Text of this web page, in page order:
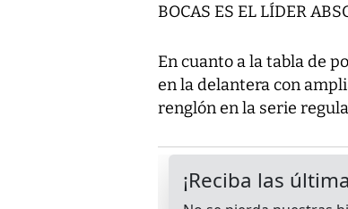
BOCAS ES EL LÍDER
En cuanto a la tabla de
en la delantera con
renglón en la serie